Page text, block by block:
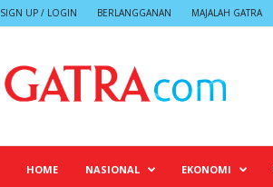
SIGN UP / LOGIN BERLANGGANAN MAJALAH GATRA
HOME NASIONAL EKONOMI